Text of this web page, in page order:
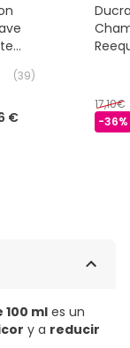
(39)
€
17,10€
-36%
ml es un
y a reducir